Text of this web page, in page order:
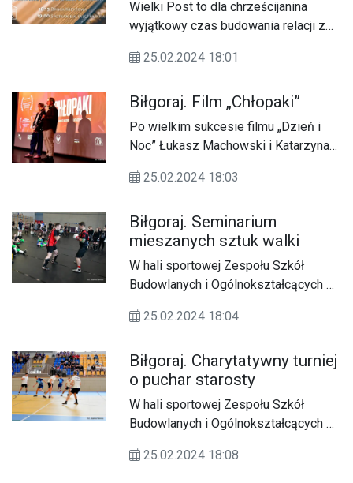
33.3 w Zamościu, w dniach 16-18
lutego. Niedziela, 25 lutego, godz.
20.00.
Wielki Post to dla chrześcijanina
wyjątkowy czas budowania relacji z
praktyki pokutne oraz nabożeństwa
Kościoła przy parafii św. Jerzego w
Biłgoraju zaprasza wszystkich
małżonków na nabożeństwo Drogi
najbliższy piątek (01 marca) w
w Biłgoraju.
25.02.2024 18:01
Biłgoraj. Film „Chłopaki”
Po wielkim sukcesie filmu „Dzień i
Noc” Łukasz Machowski i Katarzyna
dziełem filmowym.
25.02.2024 18:03
Biłgoraj. Seminarium
mieszanych sztuk walki
W hali sportowej Zespołu Szkół
Budowlanych i Ogólnokształcących w
(24.02) seminarium kickboxingu.
25.02.2024 18:04
Biłgoraj. Charytatywny turniej
o puchar starosty
W hali sportowej Zespołu Szkół
Budowlanych i Ogólnokształcących w
charytatywny turniej piłki halowej o
25.02.2024 18:08